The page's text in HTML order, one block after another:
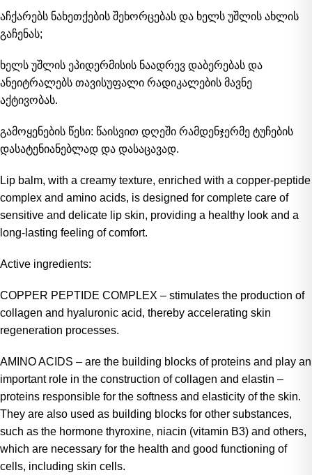
აჩქარებს ნახეთქების შეხორცებას და ხელს უშლის ახლის
გაჩენას;
ხელს უშლის ეპიდერმისის ნაადრევ დაბერებას და
ანეიტრალებს თავისუფალი რადიკალების მავნე
აქტივობას.
გამოყენების წესი: წაისვით დღეში რამდენჯერმე ტუჩების
დასატენიანებლად და დასაცავად.
Lip balm, with a creamy texture, enriched with a copper-peptide
complex and amino acids, is designed for complete care of
sensitive and delicate lip skin, providing a healthy look and a
long-lasting feeling of comfort.
Active ingredients:
COPPER PEPTIDE COMPLEX – stimulates the production of
collagen and hyaluronic acid, thereby accelerating skin
regeneration processes.
AMINO ACIDS – are the building blocks of proteins and play an
important role in the construction of collagen and elastin –
proteins responsible for the softness and elasticity of the skin.
They are also used as building blocks for other substances,
such as the hormone thyroxine, niacin (vitamin B3) and others,
which are necessary for the health and good functioning of
cells, including skin cells.